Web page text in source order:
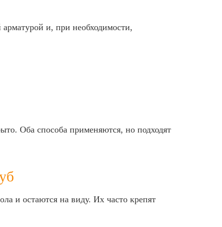
и, при необходимости,
Оба способа применяются, но подходят
и остаются на виду. Их часто крепят